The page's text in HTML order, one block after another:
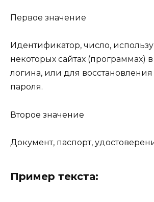
Первое значение
Идентификатор, число,
некоторых сайтах (программах) в
логина, или для восстановления
пароля.
Второе значение
Документ, паспорт,
Пример текста: